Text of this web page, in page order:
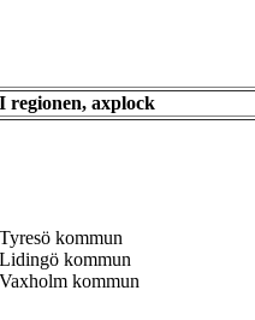
I regionen, axplock
Tyresö kommun
Lidingö kommun
Vaxholm kommun